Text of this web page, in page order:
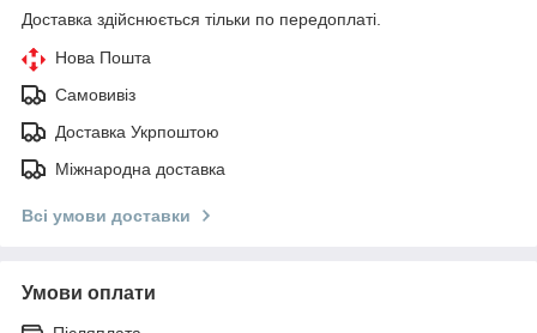
Доставка здійснюється тільки по передоплаті.
Нова Пошта
Самовивіз
Доставка Укрпоштою
Міжнародна доставка
Всі умови доставки
Умови оплати